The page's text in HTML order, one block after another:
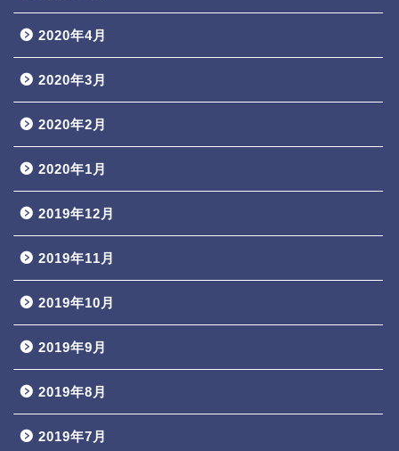
2020年4月
2020年3月
2020年2月
2020年1月
2019年12月
2019年11月
2019年10月
2019年9月
2019年8月
2019年7月